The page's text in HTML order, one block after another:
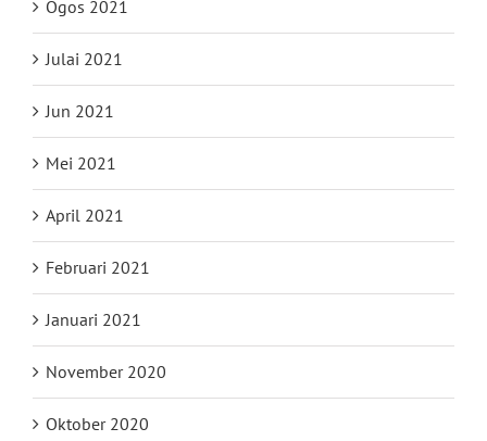
Ogos 2021
Julai 2021
Jun 2021
Mei 2021
April 2021
Februari 2021
Januari 2021
November 2020
Oktober 2020